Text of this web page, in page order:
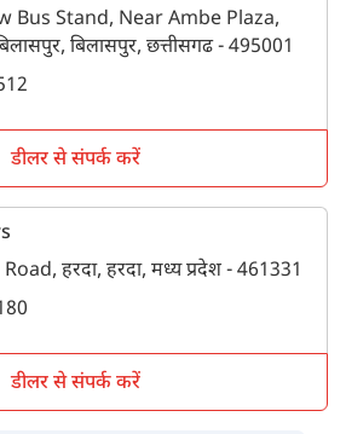
Bus Stand, Near Ambe Plaza,
बिलासपुर, छत्तीसगढ - 495001
डीलर से संपर्क करें
हरदा, हरदा, मध्य प्रदेश - 461331
डीलर से संपर्क करें